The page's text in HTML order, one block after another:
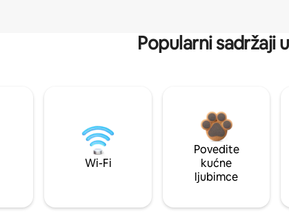
Popularni sadržaji
Wi-Fi
Povedite
kućne
ljubimce